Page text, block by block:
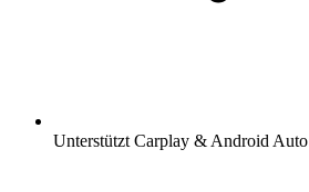
Unterstützt Carplay & Android Auto